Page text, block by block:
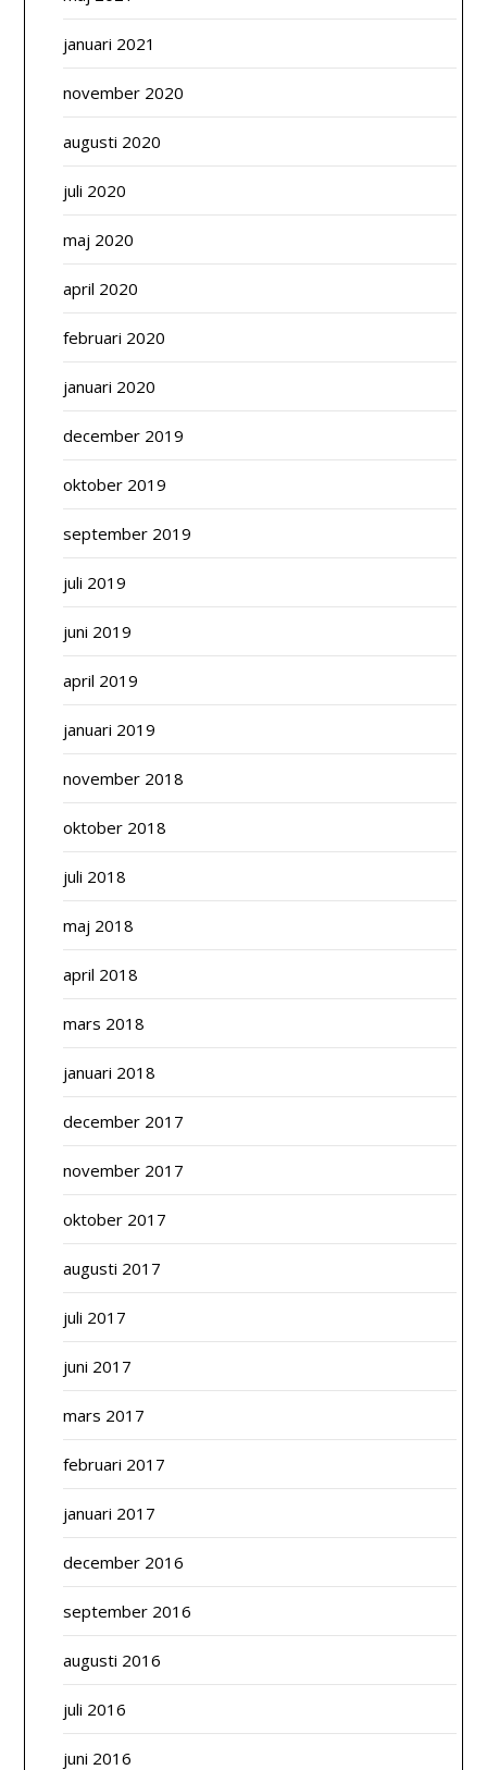
januari 2021
november 2020
augusti 2020
juli 2020
maj 2020
april 2020
februari 2020
januari 2020
december 2019
oktober 2019
september 2019
juli 2019
juni 2019
april 2019
januari 2019
november 2018
oktober 2018
juli 2018
maj 2018
april 2018
mars 2018
januari 2018
december 2017
november 2017
oktober 2017
augusti 2017
juli 2017
juni 2017
mars 2017
februari 2017
januari 2017
december 2016
september 2016
augusti 2016
juli 2016
juni 2016